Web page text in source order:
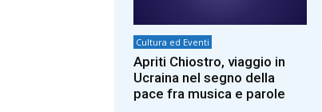
Cultura ed Eventi
Apriti Chiostro, viaggio in
Ucraina nel segno della
pace fra musica e parole